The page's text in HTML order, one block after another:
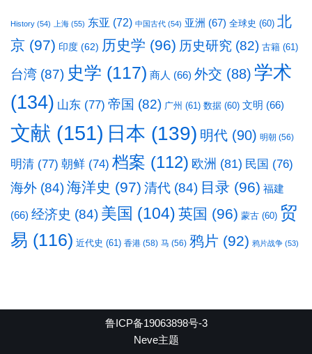
History (54) 上海 (55) 东亚 (72) 中国古代 (54) 亚洲 (67) 全球史 (60) 北
京 (97) 印度 (62) 历史学 (96) 历史研究 (82) 古籍 (61)
台湾 (87) 史学 (117) 商人 (66) 外交 (88) 学术
(134) 山东 (77) 帝国 (82) 广州 (61) 数据 (60) 文明 (66)
文献 (151) 日本 (139) 明代 (90) 明朝 (56)
明清 (77) 朝鲜 (74) 档案 (112) 欧洲 (81) 民国 (76)
海外 (84)海洋史 (97) 清代 (84) 目录 (96) 福建
(66) 经济史 (84) 美国 (104) 英国 (96) 蒙古 (60) 贸
易 (116) 近代史 (61) 香港 (58) 马 (56) 鸦片 (92) 鸦片战争 (53)
鲁ICP备19063898号-3
Neve主题